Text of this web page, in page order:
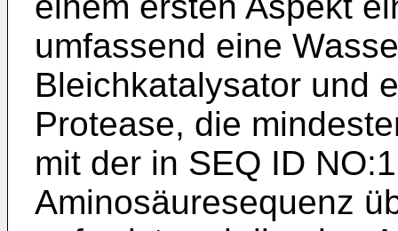
umfassend eine
Bleichkatalysator und
Protease, die
mit der in SEQ ID
Aminosäuresequenz